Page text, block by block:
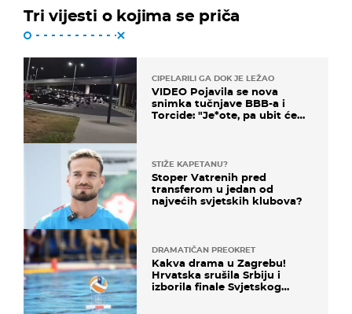
Tri vijesti o kojima se priča
CIPELARILI GA DOK JE LEŽAO
VIDEO Pojavila se nova
snimka tučnjave BBB-a i
Torcide: "Je*ote, pa ubit će
STIŽE KAPETANU?
Stoper Vatrenih pred
transferom u jedan od
najvećih svjetskih klubova?
DRAMATIČAN PREOKRET
Kakva drama u Zagrebu!
Hrvatska srušila Srbiju i
izborila finale Svjetskog